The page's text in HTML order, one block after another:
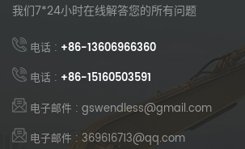
我们7*24小时在线解答您的所有问题
电话 : +86-13606966360
电话 : +86-15160503591
电子邮件 : gswendless@gmail.com
电子邮件 : 369616713@qq.com